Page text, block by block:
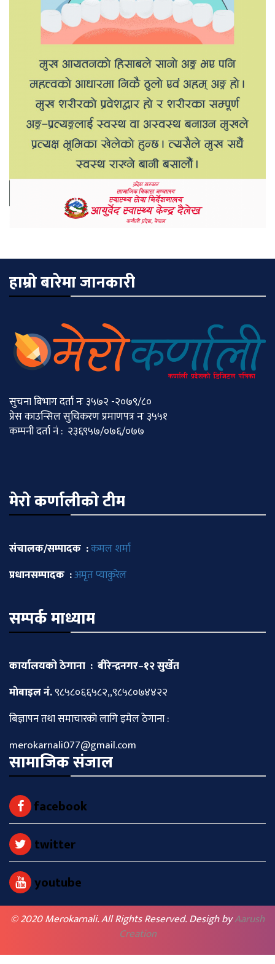
हाम्रो बारेमा जानकारी
सुचना बिभाग दर्ता नः ३५७२ -२०७९/८०
प्रेस काउन्सिल सुचिकरण प्रमाणपत्र नः ३५५१
कम्पनी दर्ता नं : २३६९५७/०७६/०७७
मेराे कर्णालीकाे टीम
संचालक/सम्पादक :कमल शर्मा
प्रधानसम्पादक :अमृत प्याकुरेल
सम्पर्क माध्याम
कार्यालयको ठेगाना : बीरेन्द्रनगर–१२ सुर्खेत
माेबाइल नं.९८५८०६६५८२,,९८५८०७४४२२
बिज्ञापन तथा समाचारकाे लागि इमेल ठेगाना :
merokarnali077@gmail.com
सामाजिक संजाल
facebook
twitter
youtube
© 2020 Merokarnali. All Rights Reserved. Desigh byAarush
Creation